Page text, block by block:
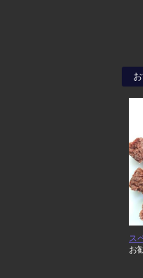
ス
お